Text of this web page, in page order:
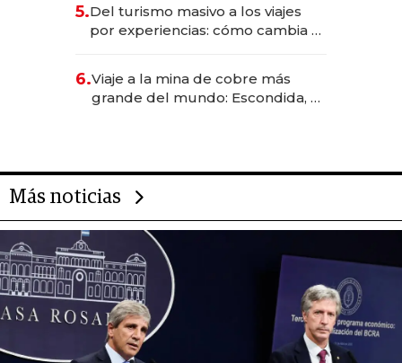
transformadoras
5.Del turismo masivo a los viajes
por experiencias: cómo cambia el
6.Viaje a la mina de cobre más
grande del mundo: Escondida, el
Más noticias